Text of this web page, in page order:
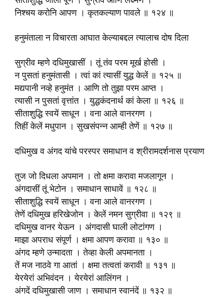
निश्चय करोनि आपण । कृतकल्याण पावले ॥ १२४ ॥
हनुमंताला न विचारता आघात केल्याबद्दल त्यालाच दोष दिला
सुग्रीव म्हणे दधिमुखासीं । तूं तंव परम मूर्ख होसी ।
न पुसतां हनुमंतासी । त्वां कां त्यासीं युद्ध केलें ॥ १२५ ॥
मद्यपानी नव्हे हनुमंत । आणि तो तुझा परम आप्त ।
त्यासी न पुसतां वृत्तांत । युद्धकंदनार्थ कां केला ॥ १२६ ॥
सीताशुद्धि स्वयें साधून । वना आले वानरगण ।
तिहीं केलें मधुपान । सुखसंपन्न आम्ही तेणें ॥ १२७ ॥
दधिमुख व अंगद यांचे परस्पर समाधान व श्रीरामदर्शनास प्रयाण
तुज जो दिधला अपमान । तो क्षमा करावा मजलागून ।
अंगदासीं तूं भेटोन । समाधान साधावें ॥ १२८ ॥
सीताशुद्धि स्वयें साधून । वना आले वानरगण ।
तेणें दधिमुख हरिखेजोन । केलें नमन सुग्रीवा ॥ १२९ ॥
दधिमुख वानर येऊन । अंगदासी घाली लोटांगण ।
माझा अपराध संपूर्ण । क्षमा आपण करावा ॥ १३० ॥
अंगद म्हणे उन्मादता । तेव्हा केली अपमानता ।
तें मज नाठवे गा आतां । क्षमा तत्वतां करावी ॥ १३१ ॥
येरयेरां अभिवंदन । येरयेरां आलिंगन ।
अंगदें दधिमुखासी जाण । समाधान स्वानंदें ॥ १३२ ॥